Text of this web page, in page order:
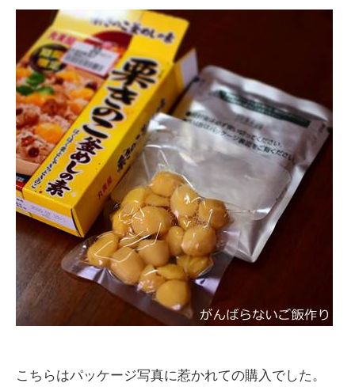
こちらはパッケージ写真に惹かれての購入でした。